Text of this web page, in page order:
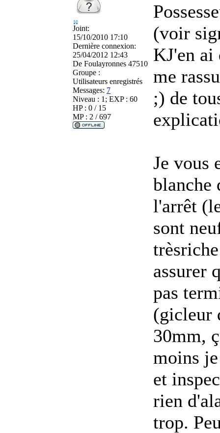
Joint:
15/10/2010 17:10
Dernière connexion:
25/04/2012 12:43
De Foulayronnes 47510
Groupe :
Utilisateurs enregistrés
Messages: 7
Niveau : 1; EXP : 60
HP : 0 / 15
MP : 2 / 697
(voir
KJ'en ai
me
;) de
Je vous
blanche
l'arrêt
sont
assurer
pas
(gicleur
30mm,
moins
et
rien
trop.